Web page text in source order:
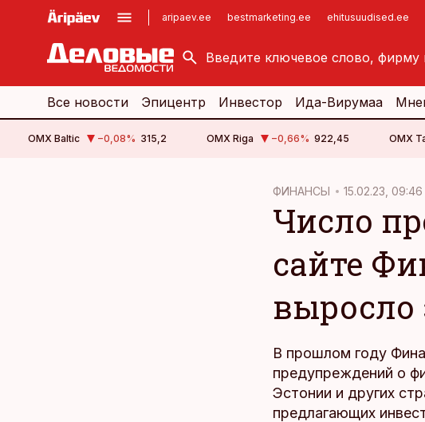
aripaev.ee bestmarketing.ee ehitusuudised.ee
kinnisvarauudised.ee
logistikauudised.ee
imelineajalugu.ee
Все новости Эпицентр Инвестор Ида-Вирумаа
OMX Baltic −0,08% 315,2 OMX Riga −0,66% 922,45 OMX
ФИНАНСЫ 15.02.23, 09:46
Число
сайте
выросло
В прошлом году
предупреждений о
Эстонии и других
предлагающих